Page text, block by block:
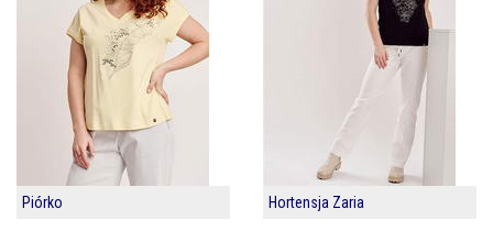
Piórko Hortensja Zaria